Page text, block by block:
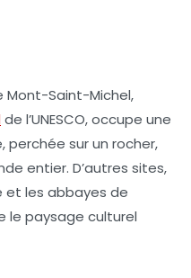
Mont-Saint-Michel,
de l’UNESCO, occupe une
sur un rocher,
entier. D’autres sites,
et les abbayes de
le paysage culturel